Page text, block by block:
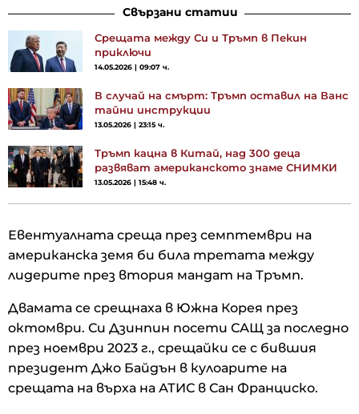
Свързани статии
Срещата между Си и Тръмп в Пекин
приключи
14.05.2026 | 09:07 ч.
В случай на смърт: Тръмп оставил на Ванс
тайни инструкции
13.05.2026 | 23:15 ч.
Тръмп кацна в Китай, над 300 деца
развяват американското знаме СНИМКИ
13.05.2026 | 15:48 ч.
Евентуалната среща през семптември на
американска земя би била третата между
лидерите през втория мандат на Тръмп.
Двамата се срещнаха в Южна Корея през
октомври. Си Дзинпин посети САЩ за последно
през ноември 2023 г., срещайки се с бившия
президент Джо Байдън в кулоарите на
срещата на върха на АТИС в Сан Франциско.